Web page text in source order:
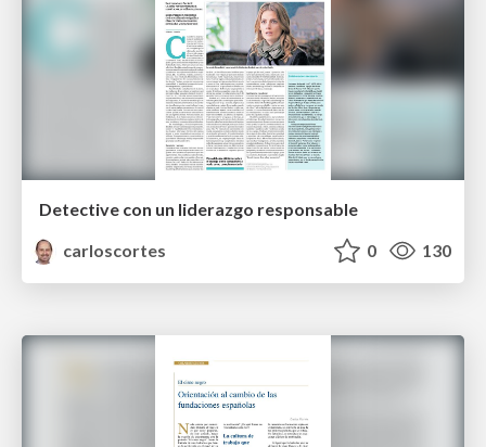
Detective con un liderazgo responsable
carloscortes
0 130